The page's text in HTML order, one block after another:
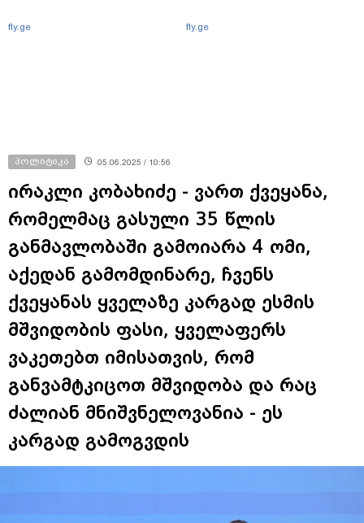
fly.ge fly.ge
პოლიტიკა 05.06.2025 / 10:56
ირაკლი კობახიძე - ვართ ქვეყანა,
რომელმაც გასული 35 წლის
განმავლობაში გამოიარა 4 ომი,
აქედან გამომდინარე, ჩვენს
ქვეყანას ყველაზე კარგად ესმის
მშვიდობის ფასი, ყველაფერს
ვაკეთებთ იმისათვის, რომ
განვამტკიცოთ მშვიდობა და რაც
ძალიან მნიშვნელოვანია - ეს
კარგად გამოგვდის